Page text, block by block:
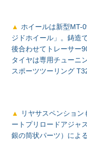
ホイールは新型MT-
ジドホイール」。鋳造
後合わせてトレーサー
タイヤは専用チューニ
スポーツツーリング
リヤサスペンショ
ートプリロードアジャ
銀の筒状パーツ）によ